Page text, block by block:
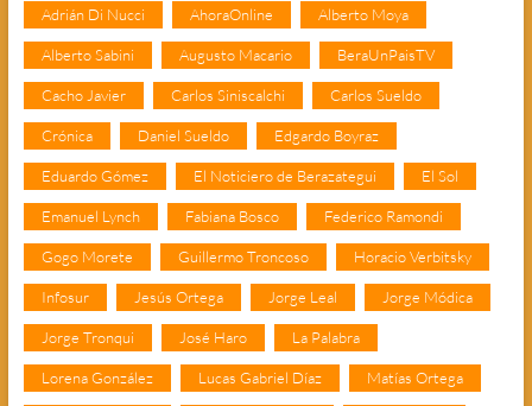
Adrián Di Nucci AhoraOnline Alberto Moya
Alberto Sabini Augusto Macario BeraUnPaisTV
Cacho Javier Carlos Siniscalchi Carlos Sueldo
Crónica Daniel Sueldo Edgardo Boyraz
Eduardo Gómez El Noticiero de Berazategui El Sol
Emanuel Lynch Fabiana Bosco Federico Ramondi
Gogo Morete Guillermo Troncoso Horacio Verbitsky
Infosur Jesús Ortega Jorge Leal Jorge Módica
Jorge Tronqui José Haro La Palabra
Lorena González Lucas Gabriel Díaz Matías Ortega